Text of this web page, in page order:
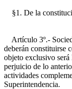
§1. De la
Artículo 3º.-
deberán constituirse
objeto exclusivo será
perjuicio de lo
actividades
Superintendencia.